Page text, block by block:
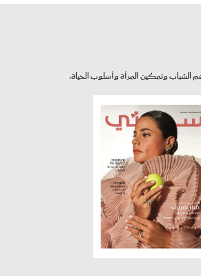
الشباب وتمكين المرأة وأسلوب الحياة.